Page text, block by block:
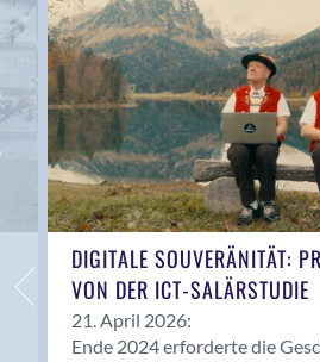
Anwil
Appenzell
Au SG
Baar
Baden
Balsthal
Balzers
Basel
Bassersdorf
Belp
Bendern
DIGITALE SOUVERÄNITÄT:
VON DER ICT-SALÄRSTUDIE
21. April 2026:
Ende 2024 erforderte die